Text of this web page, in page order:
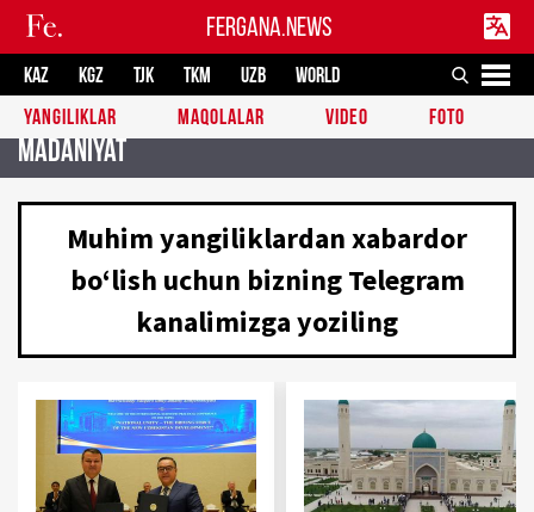
FERGANA.NEWS
KAZ KGZ TJK TKM UZB
WORLD
YANGILIKLAR
MAQOLALAR VIDEO FOTO
Madaniyat
Muhim yangiliklardan xabardor
boʻlish uchun bizning Telegram
kanalimizga yoziling